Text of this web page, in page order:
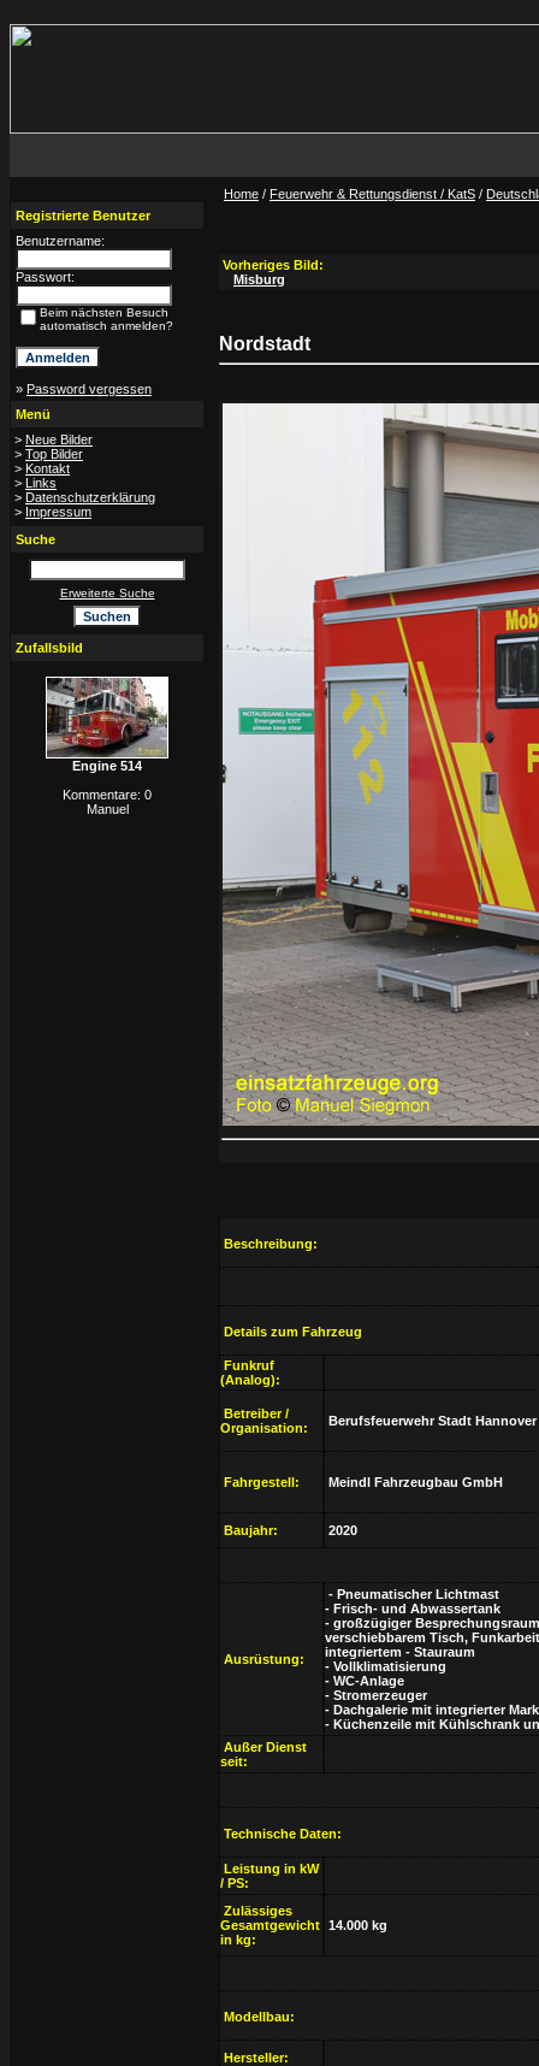
Registrierte Benutzer
Benutzername:
Passwort:
Beim nächsten Besuch
automatisch anmelden?
» Password vergessen
Menü
> Neue Bilder
> Top Bilder
> Kontakt
> Links
> Datenschutzerklärung
> Impressum
Suche
Erweiterte Suche
Zufallsbild
Engine 514
Kommentare: 0
Manuel
Home / Feuerwehr & Rettungsdienst / KatS /
Vorheriges Bild:
Misburg
Nordstadt
Beschreibung:
Details zum Fahrzeug
Funkruf
(Analog):
Betreiber /
Organisation:
Berufsfeuerwehr Stadt Hannover
Fahrgestell: Meindl Fahrzeugbau GmbH
Baujahr: 2020
Ausrüstung:
- Pneumatischer Lichtmast
- Frisch- und Abwassertank
- großzügiger
verschiebbarem Tisch,
integriertem - Stauraum
- Vollklimatisierung
- WC-Anlage
- Stromerzeuger
- Dachgalerie mit integrierter
- Küchenzeile mit Kühlschrank
Außer Dienst
seit:
Technische Daten:
Leistung in kW
/ PS:
Zulässiges
Gesamtgewicht
in kg:
14.000 kg
Modellbau:
Hersteller: